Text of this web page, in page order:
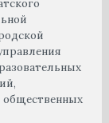
общественных